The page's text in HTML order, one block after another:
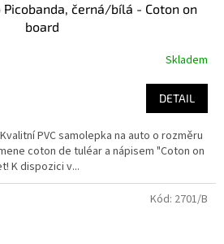
černá/bílá - Coton on
board
Skladem
DETAIL
PVC samolepka na auto o rozměru
coton de tuléar a nápisem "Coton on
K dispozici v...
Kód: 2701/B